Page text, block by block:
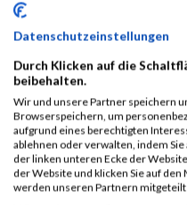
Diese Aktivitäten tragen
entgegenwirkt.
Kälteanwendungen wie
Schmerzen zu lindern.
geschmeidig zu halten.
Letztlich ist es wichtig, auf
ausreichend Zeit zur
schnellere Erholung nach
Link:www.maxfunsports.com
Datenschutzeinstellungen
Durch Klicken auf die
beibehalten.
Wir und unsere Partner speichern
Browserspeichern, um
aufgrund eines berechtigten
ablehnen oder verwalten, indem
der linken unteren Ecke der
der Website und klicken Sie auf
werden unseren Partnern